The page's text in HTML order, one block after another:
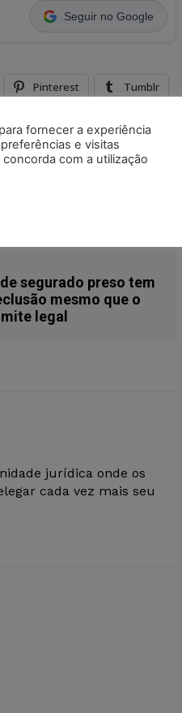
Seguir no Google
Pinterest Tumblr
segurado preso tem
mesmo que o
legal
jurídica onde os
cada vez mais seu
fornecer a experiência
e visitas
concorda com a utilização